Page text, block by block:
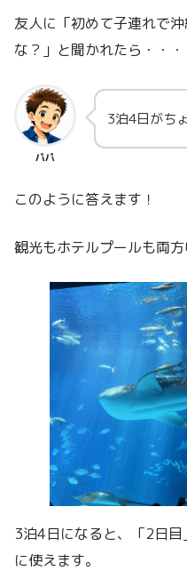
友人に「初めて子連れで
な？」と聞かれたら・・・
パパ
3泊4日がち
このように答えます！
観光もホテルプールも両方
3泊4日になると、「2日
に使えます。